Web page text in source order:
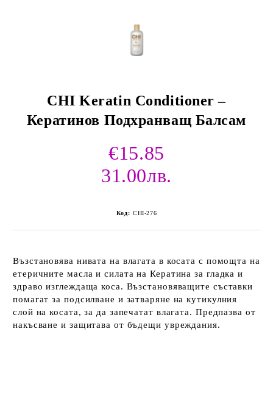
CHI Keratin Conditioner –
Кератинов Подхранващ Балсам
€15.85
31.00лв.
Код: CHI-276
Възстановява нивата на влагата в косата с помощта на
етеричните масла и силата на Кератина за гладка и
здраво изглеждаща коса. Възстановяващите съставки
помагат за подсилване и затваряне на кутикулния
слой на косата, за да запечатат влагата. Предпазва от
накъсване и защитава от бъдещи увреждания.